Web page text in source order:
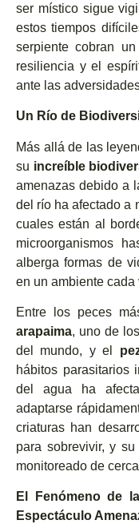
ser místico sigue
estos tiempos
serpiente cobran
resiliencia y el
ante las
Un Río de
Más allá de las
su increíble
amenazas debido a
del río ha afectado a
cuales están al
microorganismos
alberga formas de
en un ambiente cada
Entre los peces
arapaima, uno de
del mundo, y el
hábitos parasitarios
del agua ha
adaptarse
criaturas han
para sobrevivir, y
monitoreado de
El Fenómeno de
Espectáculo